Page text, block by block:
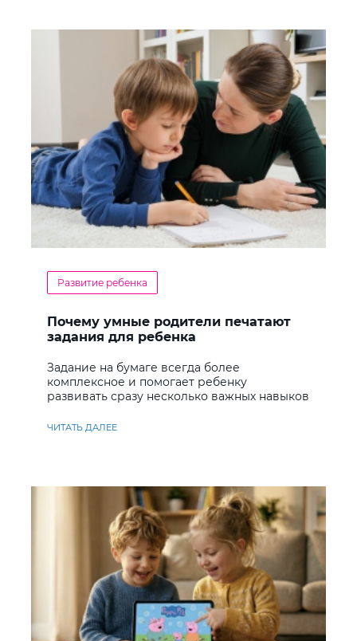
Развитие ребенка
Почему умные родители печатают
задания для ребенка
Задание на бумаге всегда более
комплексное и помогает ребенку
развивать сразу несколько важных навыков
ЧИТАТЬ ДАЛЕЕ